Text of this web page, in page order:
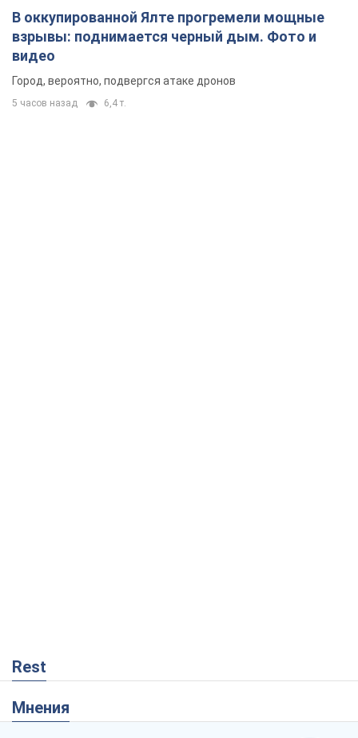
В оккупированной Ялте прогремели мощные
взрывы: поднимается черный дым. Фото и
видео
Город, вероятно, подвергся атаке дронов
5 часов назад 6,4 т.
Rest
Мнения